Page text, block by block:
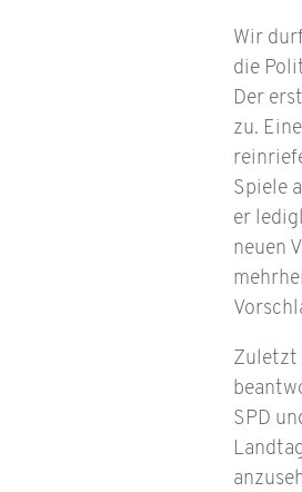
Wir
die
Der
zu.
Spiele
er
neuen
Zuletzt
SPD